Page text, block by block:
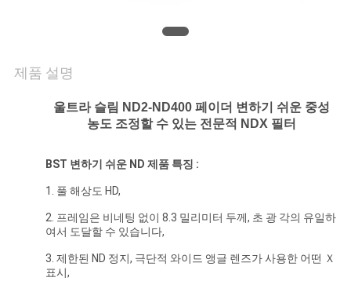
회
제품 설명
울트라 슬림 ND2-ND400 페이더 변하기 쉬운 중성
농도 조정할 수 있는 전문적 NDX 필터
BST 변하기 쉬운 ND 제품 특징 :
1. 풀 해상도 HD,
2. 프레임은 비네팅 없이 8.3 밀리미터 두께, 초 광 각의 유일하
여서 도달할 수 있습니다,
3. 제한된 ND 정지, 극단적 와이드 앵글 렌즈가 사용한 어떤 Ｘ
표시,